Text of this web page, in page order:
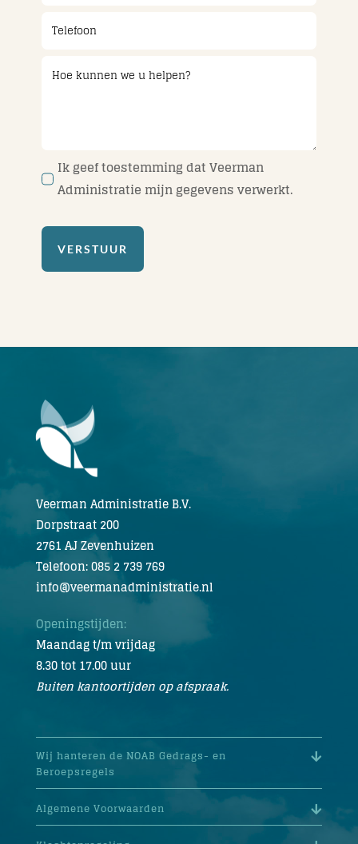
Ik geef toestemming dat Veerman
Administratie mijn gegevens verwerkt.
VERSTUUR
Veerman Administratie B.V.
Dorpstraat 200
2761 AJ Zevenhuizen
Telefoon: 085 2 739 769
info@veermanadministratie.nl
Openingstijden:
Maandag t/m vrijdag
8.30 tot 17.00 uur
Buiten kantoortijden op afspraak.
Wij hanteren de NOAB Gedrags- en
Beroepsregels
Algemene Voorwaarden